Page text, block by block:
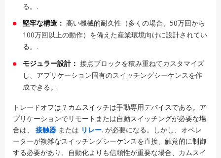
る。.
堅牢な構造： 高い機械的耐久性（多くの場合、50万回から
100万回以上の動作）を備えた産業環境向けに設計されてい
る。.
モジュラー設計： 接点ブロックを積み重ねてカスタマイズ
し、アプリケーション固有のスイッチングシーケンスを作
成できる。.
トレードオフは？カムスイッチは手動専用デバイスである。ア
プリケーションでリモートまたは自動スイッチングが必要な場
合は、 接触器 または リレー. が必要になる。しかし、オペレ
ーターが複雑なスイッチングシーケンスを直接、触覚的に制御
する必要があり、自動化よりも信頼性が重要な場合、カムスイ